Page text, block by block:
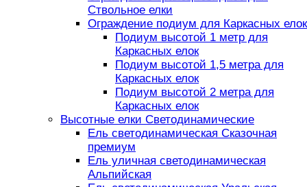
Ствольное елки
Ограждение подиум для Каркасных елок
Подиум высотой 1 метр для
Каркасных елок
Подиум высотой 1,5 метра для
Каркасных елок
Подиум высотой 2 метра для
Каркасных елок
Высотные елки Светодинамические
Ель светодинамическая Сказочная
премиум
Ель уличная светодинамическая
Альпийская